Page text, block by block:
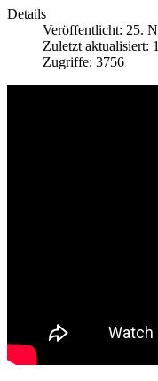
Details
Veröffentlicht: 25.
Zuletzt aktualisiert:
Zugriffe: 3756